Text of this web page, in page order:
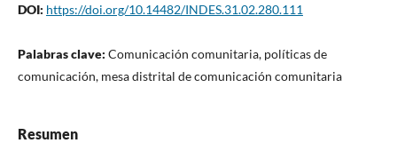
DOI: https://doi.org/10.14482/INDES.31.02.280.111
Palabras clave: Comunicación comunitaria, políticas de
comunicación, mesa distrital de comunicación comunitaria
Resumen